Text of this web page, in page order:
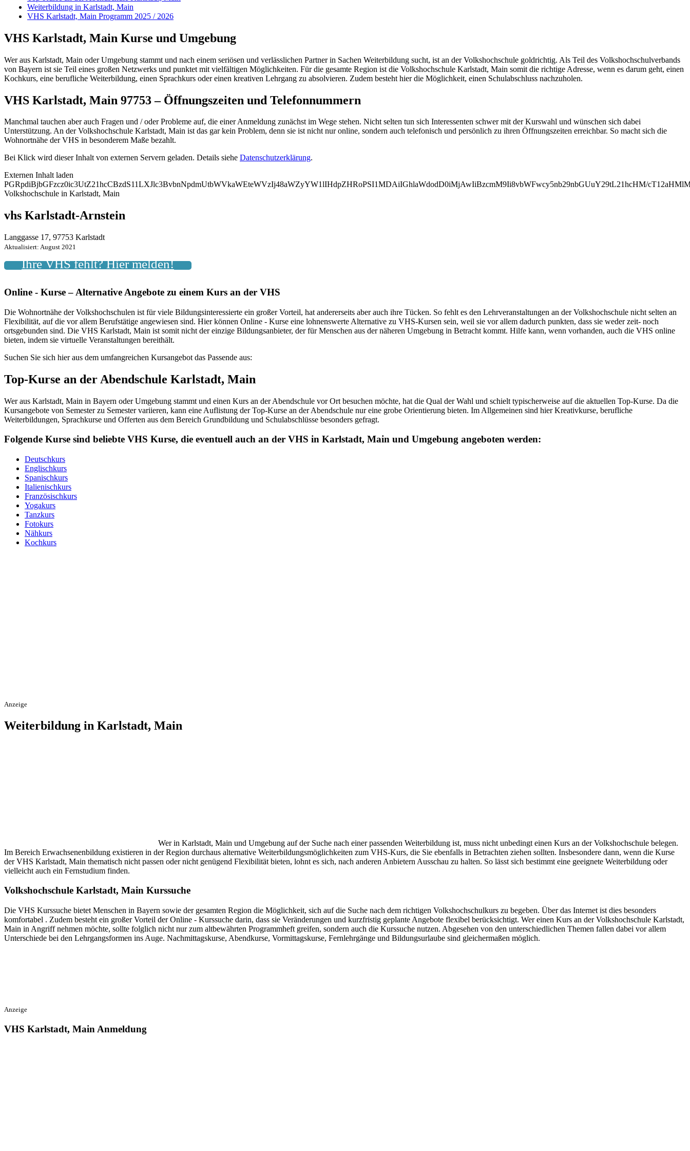
Weiterbildung in Karlstadt, Main
VHS Karlstadt, Main Programm 2025 / 2026
VHS Karlstadt, Main Kurse und Umgebung
Wer aus Karlstadt, Main oder Umgebung stammt und nach einem seriösen und verlässlichen Partner in Sachen Weiterbildung sucht, ist an der Volkshochschule goldrichtig. Als Teil des Volkshochschulverbands
von Bayern ist sie Teil eines großen Netzwerks und punktet mit vielfältigen Möglichkeiten. Für die gesamte Region ist die Volkshochschule Karlstadt, Main somit die richtige Adresse, wenn es darum geht, einen
Kochkurs, eine berufliche Weiterbildung, einen Sprachkurs oder einen kreativen Lehrgang zu absolvieren. Zudem besteht hier die Möglichkeit, einen Schulabschluss nachzuholen.
VHS Karlstadt, Main 97753 – Öffnungszeiten und Telefonnummern
Manchmal tauchen aber auch Fragen und / oder Probleme auf, die einer Anmeldung zunächst im Wege stehen. Nicht selten tun sich Interessenten schwer mit der Kurswahl und wünschen sich dabei
Unterstützung. An der Volkshochschule Karlstadt, Main ist das gar kein Problem, denn sie ist nicht nur online, sondern auch telefonisch und persönlich zu ihren Öffnungszeiten erreichbar. So macht sich die
Wohnortnähe der VHS in besonderem Maße bezahlt.
Bei Klick wird dieser Inhalt von externen Servern geladen. Details siehe Datenschutzerklärung.
Externen Inhalt laden
PGRpdiBjbGFzcz0ic3UtZ21hcCBzdS11LXJlc3BvbnNpdmUtbWVkaWEteWVzIj48aWZyYW1lIHdpZHRoPSI1MDAiIGhlaWdodD0iMjAwIiBzcmM9Ii8vbWFwcy5nb29nbGUuY29tL21hcHM/
Volkshochschule in Karlstadt, Main
vhs Karlstadt-Arnstein
Langgasse 17, 97753 Karlstadt
Aktualisiert: August 2021
Ihre VHS fehlt? Hier melden!
Online - Kurse – Alternative Angebote zu einem Kurs an der VHS
Die Wohnortnähe der Volkshochschulen ist für viele Bildungsinteressierte ein großer Vorteil, hat andererseits aber auch ihre Tücken. So fehlt es den Lehrveranstaltungen an der Volkshochschule nicht selten an
Flexibilität, auf die vor allem Berufstätige angewiesen sind. Hier können Online - Kurse eine lohnenswerte Alternative zu VHS-Kursen sein, weil sie vor allem dadurch punkten, dass sie weder zeit- noch
ortsgebunden sind. Die VHS Karlstadt, Main ist somit nicht der einzige Bildungsanbieter, der für Menschen aus der näheren Umgebung in Betracht kommt. Hilfe kann, wenn vorhanden, auch die VHS online
bieten, indem sie virtuelle Veranstaltungen bereithält.
Suchen Sie sich hier aus dem umfangreichen Kursangebot das Passende aus:
Top-Kurse an der Abendschule Karlstadt, Main
Wer aus Karlstadt, Main in Bayern oder Umgebung stammt und einen Kurs an der Abendschule vor Ort besuchen möchte, hat die Qual der Wahl und schielt typischerweise auf die aktuellen Top-Kurse. Da die
Kursangebote von Semester zu Semester variieren, kann eine Auflistung der Top-Kurse an der Abendschule nur eine grobe Orientierung bieten. Im Allgemeinen sind hier Kreativkurse, berufliche
Weiterbildungen, Sprachkurse und Offerten aus dem Bereich Grundbildung und Schulabschlüsse besonders gefragt.
Folgende Kurse sind beliebte VHS Kurse, die eventuell auch an der VHS in Karlstadt, Main und Umgebung angeboten werden:
Deutschkurs
Englischkurs
Spanischkurs
Italienischkurs
Französischkurs
Yogakurs
Tanzkurs
Fotokurs
Nähkurs
Kochkurs
Anzeige
Weiterbildung in Karlstadt, Main
Wer in Karlstadt, Main und Umgebung auf der Suche nach einer passenden Weiterbildung ist, muss nicht unbedingt einen Kurs an der Volkshochschule belegen.
Im Bereich Erwachsenenbildung existieren in der Region durchaus alternative Weiterbildungsmöglichkeiten zum VHS-Kurs, die Sie ebenfalls in Betrachten ziehen sollten. Insbesondere dann, wenn die Kurse
der VHS Karlstadt, Main thematisch nicht passen oder nicht genügend Flexibilität bieten, lohnt es sich, nach anderen Anbietern Ausschau zu halten. So lässt sich bestimmt eine geeignete Weiterbildung oder
vielleicht auch ein Fernstudium finden.
Volkshochschule Karlstadt, Main Kurssuche
Die VHS Kurssuche bietet Menschen in Bayern sowie der gesamten Region die Möglichkeit, sich auf die Suche nach dem richtigen Volkshochschulkurs zu begeben. Über das Internet ist dies besonders
komfortabel . Zudem besteht ein großer Vorteil der Online - Kurssuche darin, dass sie Veränderungen und kurzfristig geplante Angebote flexibel berücksichtigt. Wer einen Kurs an der Volkshochschule Karlstadt,
Main in Angriff nehmen möchte, sollte folglich nicht nur zum altbewährten Programmheft greifen, sondern auch die Kurssuche nutzen. Abgesehen von den unterschiedlichen Themen fallen dabei vor allem
Unterschiede bei den Lehrgangsformen ins Auge. Nachmittagskurse, Abendkurse, Vormittagskurse, Fernlehrgänge und Bildungsurlaube sind gleichermaßen möglich.
Anzeige
VHS Karlstadt, Main Anmeldung